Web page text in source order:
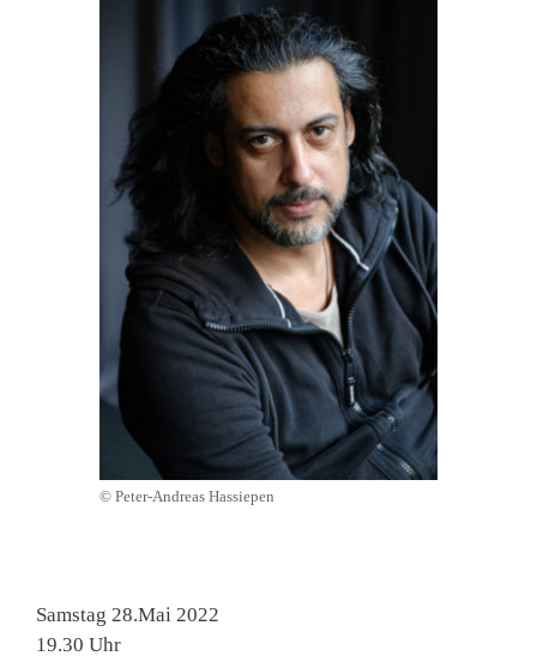
© Peter-Andreas Hassiepen
Samstag 28.Mai 2022
19.30 Uhr